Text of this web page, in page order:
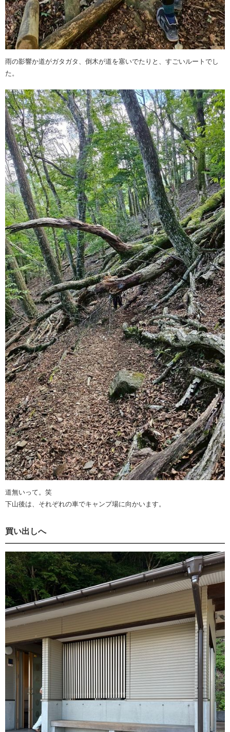
雨の影響か道がガタガタ、倒木が道を塞いでたりと、すごいルートでし
た。
道無いって。笑
下山後は、それぞれの車でキャンプ場に向かいます。
買い出しへ